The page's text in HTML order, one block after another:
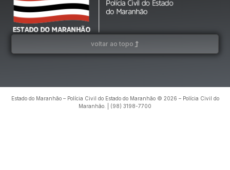
voltar ao topo
Estado do Maranhão – Polícia Civil do Estado do Maranhão © 2026 – Polícia Civil do
Maranhão. | (98) 3198-7700